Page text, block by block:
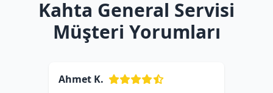
Kahta General Servisi
Müşteri Yorumları
Ahmet K.